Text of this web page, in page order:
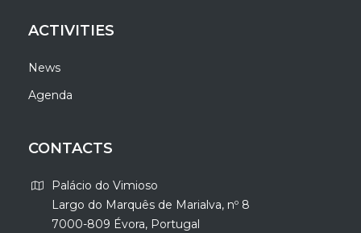
ACTIVITIES
News
Agenda
CONTACTS
Palácio do Vimioso
Largo do Marquês de Marialva, nº 8
7000-809 Évora, Portugal